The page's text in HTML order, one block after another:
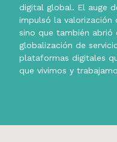
digital global. El auge
impulsó la valorización
sino que también abrió
globalización de
plataformas digitales
que vivimos y